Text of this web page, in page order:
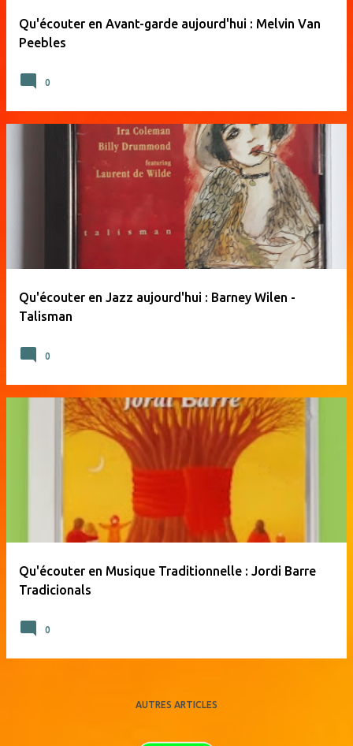
Qu'écouter en Avant-garde aujourd'hui : Melvin Van
Peebles
0
Qu'écouter en Jazz aujourd'hui : Barney Wilen -
Talisman
0
Qu'écouter en Musique Traditionnelle : Jordi Barre
Tradicionals
0
AUTRES ARTICLES